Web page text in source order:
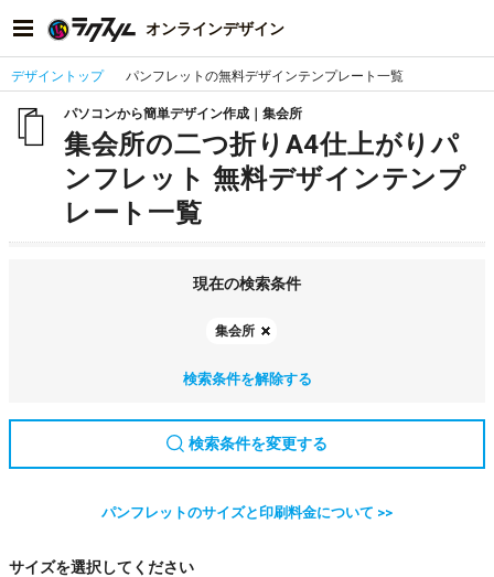
オンラインデザイン
デザイントップ パンフレットの無料デザインテンプレート一覧
パソコンから簡単デザイン作成｜集会所
集会所の二つ折りA4仕上がりパ
ンフレット 無料デザインテンプ
レート一覧
現在の検索条件
集会所
検索条件を解除する
検索条件を変更する
パンフレットのサイズと印刷料金について >>
サイズを選択してください